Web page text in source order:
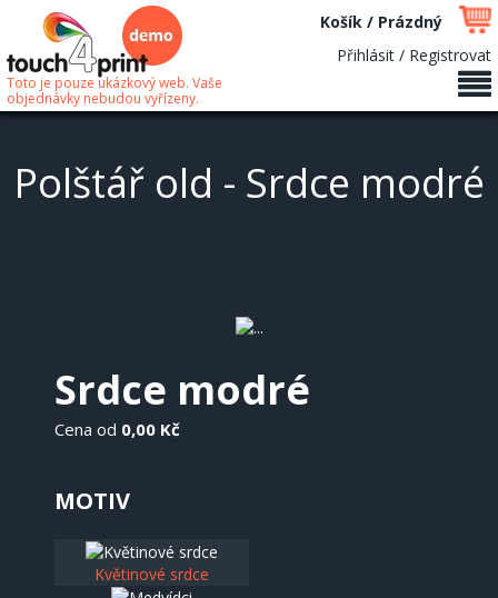
Toto je pouze ukázkový web. Vaše
objednávky nebudou vyřízeny.
Košík / Prázdný
Přihlásit / Registrovat
Polštář old - Srdce modré
Srdce modré
Cena od 0,00 Kč
MOTIV
Květinové srdce